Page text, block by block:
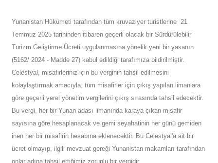
Yunanistan Hükümeti tarafından tüm kruvaziyer turistlerine 21
Temmuz 2025 tarihinden itibaren geçerli olacak bir Sürdürülebilir
Turizm Geliştirme Ücreti uygulanmasına yönelik yeni bir yasanın
(5162/ 2024 - Madde 27) kabul edildiği tarafımıza bildirilmiştir.
Celestyal, misafirleriniz için bu verginin tahsil edilmesini
kolaylaştırmak amacıyla, tüm misafirler için çıkış yapılan limanlara
göre geçerli yerel yönetim vergilerini çıkış sırasında tahsil edecektir.
Bu vergi, her bir Yunan adası limanında karaya çıkan misafir
sayısına göre hesaplanacak ve gemi seyahatinin her günü gemiden
inen her bir misafirin hesabına eklenecektir. Bu Celestyal'a ait bir
ücret olmayıp, ilgili mevzuat gereği Yunanistan makamları tarafından
onlar adına tahsil ettiğimiz zorunlu bir vergidir.